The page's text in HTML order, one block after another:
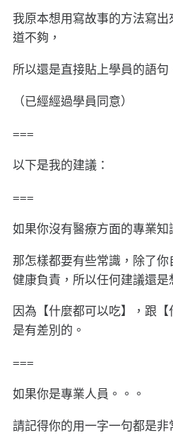
我原本想用寫故事的方法寫
道不夠，
所以還是直接貼上學員的語句
（已經經過學員同意）
===
以下是我的建議：
===
如果你沒有醫療方面的專業知
那怎樣都要有些常識，除了
健康負責，所以任何建議還是
因為【什麼都可以吃】，跟
是有差別的。
===
如果你是專業人員。。。
請記得你的用一字一句都是